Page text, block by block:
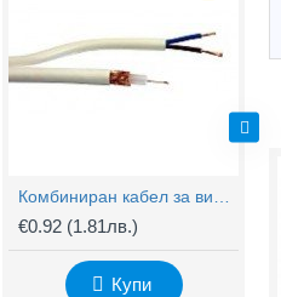
€0.92 (1.81лв.)
Купи